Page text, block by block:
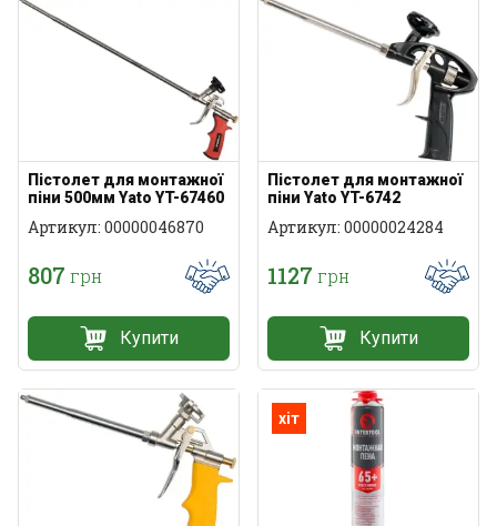
Пістолет для монтажної
піни 500мм Yato YT-67460
Артикул: 00000046870
807 грн
Купити
Пістолет для монтажної
піни Yato YT-6742
Артикул: 00000024284
1127 грн
Купити
хіт